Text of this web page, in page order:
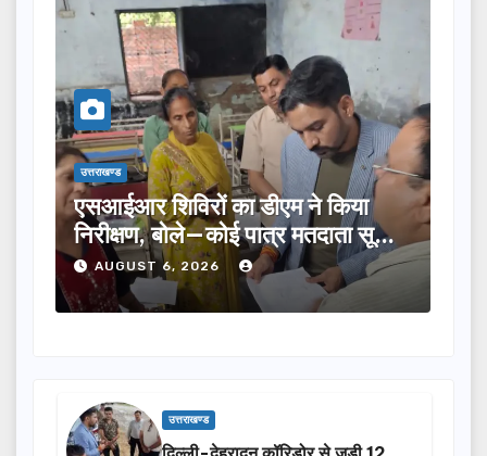
शिविरों का डीएम ने किया
बोले—कोई पात्र मतदाता सूची
6, 2026
उत्तराखण्ड
तीलू रौतेली
का चयन, 35
होंगी सम्मानित…
AUGUST 6, 2026
उत्तराखण्ड